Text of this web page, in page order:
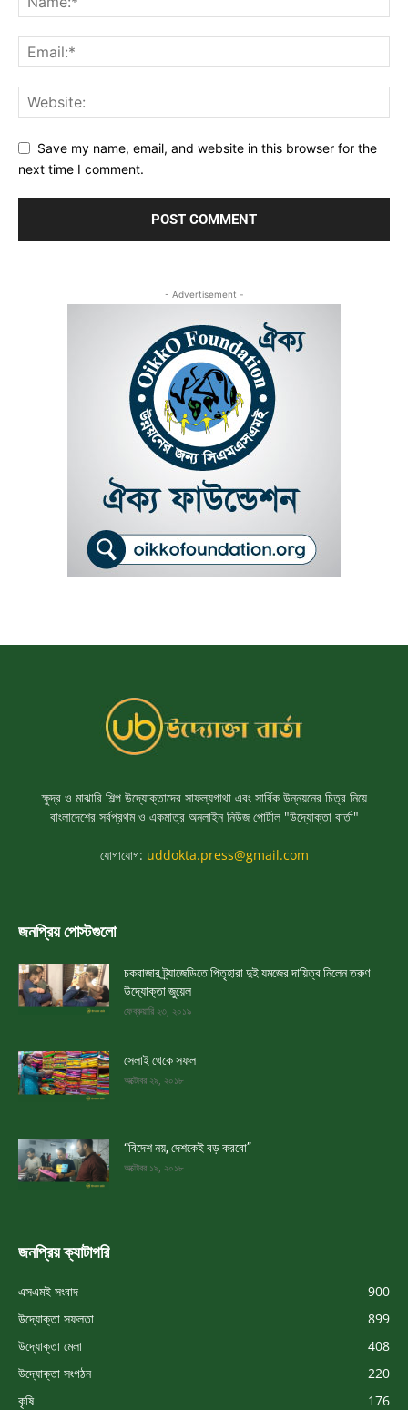
Save my name, email, and website in this browser for the
next time I comment.
- Advertisement -
ক্ষুদ্র ও মাঝারি শিল্প উদ্যোক্তাদের সাফল্যগাথা এবং সার্বিক উন্নয়নের চিত্র নিয়ে
বাংলাদেশের সর্বপ্রথম ও একমাত্র অনলাইন নিউজ পোর্টাল "উদ্যোক্তা বার্তা"
যোগাযোগ: uddokta.press@gmail.com
জনপ্রিয় পোস্টগুলো
চকবাজার ট্র্যাজেডিতে পিতৃহারা দুই যমজের দায়িত্ব নিলেন তরুণ
উদ্যোক্তা জুয়েল
ফেব্রুয়ারি ২৩, ২০১৯
সেলাই থেকে সফল
অক্টোবর ২৯, ২০১৮
“বিদেশ নয়, দেশকেই বড় করবো”
অক্টোবর ১৯, ২০১৮
জনপ্রিয় ক্যাটাগরি
এসএমই সংবাদ
900
উদ্যোক্তা সফলতা
899
উদ্যোক্তা মেলা
408
উদ্যোক্তা সংগঠন
220
কৃষি
176